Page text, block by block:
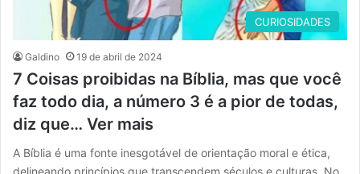
CURIOSIDADES
Galdino 19 de abril de 2024
7 Coisas proibidas na Bíblia, mas que você
faz todo dia, a número 3 é a pior de todas,
diz que… Ver mais
A Bíblia é uma fonte inesgotável de orientação moral e ética,
delineando princípios que transcendem séculos e culturas. No